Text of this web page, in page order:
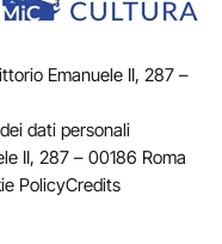
Emanuele II, 287 –
dati personali
II, 287 – 00186 Roma
PolicyCredits